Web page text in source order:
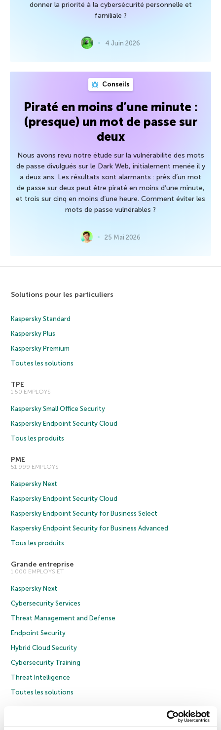
donner la priorité à la cybersécurité personnelle et
familiale ?
4 Juin 2026
Conseils
Piraté en moins d’une minute :
(presque) un mot de passe sur
deux
Nous avons revu notre étude sur la vulnérabilité des mots
de passe divulgués sur le Dark Web, initialement menée il y
a deux ans. Les résultats sont alarmants : près d’un mot
de passe sur deux peut être piraté en moins d’une minute,
et trois sur cinq en moins d’une heure. Comment éviter les
mots de passe vulnérables ?
25 Mai 2026
Solutions pour les particuliers
Kaspersky Standard
Kaspersky Plus
Kaspersky Premium
Toutes les solutions
TPE
1 50 EMPLOYS
Kaspersky Small Office Security
Kaspersky Endpoint Security Cloud
Tous les produits
PME
51 999 EMPLOYS
Kaspersky Next
Kaspersky Endpoint Security Cloud
Kaspersky Endpoint Security for Business Select
Kaspersky Endpoint Security for Business Advanced
Tous les produits
Grande entreprise
1 000 EMPLOYS ET
Kaspersky Next
Cybersecurity Services
Threat Management and Defense
Endpoint Security
Hybrid Cloud Security
Cybersecurity Training
Threat Intelligence
Toutes les solutions
Politique de confidentialité